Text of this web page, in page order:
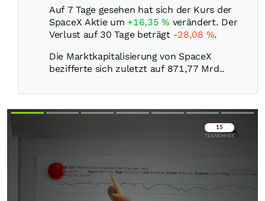
Auf 7 Tage gesehen hat sich der Kurs der
SpaceX Aktie um +16,35% verändert. Der
Verlust auf 30 Tage beträgt -28,08 %.
Die Marktkapitalisierung von SpaceX
bezifferte sich zuletzt auf 871,77 Mrd..